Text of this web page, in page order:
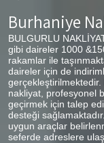
Burhaniye
BULGURLU
gibi daireler 1000
rakamlar ile
daireler için de
nakliyat, profesyonel
geçirmek için talep
desteği
uygun araçlar
seferde adreslere